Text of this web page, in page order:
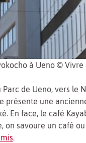
à Ueno © Vivre
Parc de Ueno, vers le
présente une
En face, le café
on savoure un café
.